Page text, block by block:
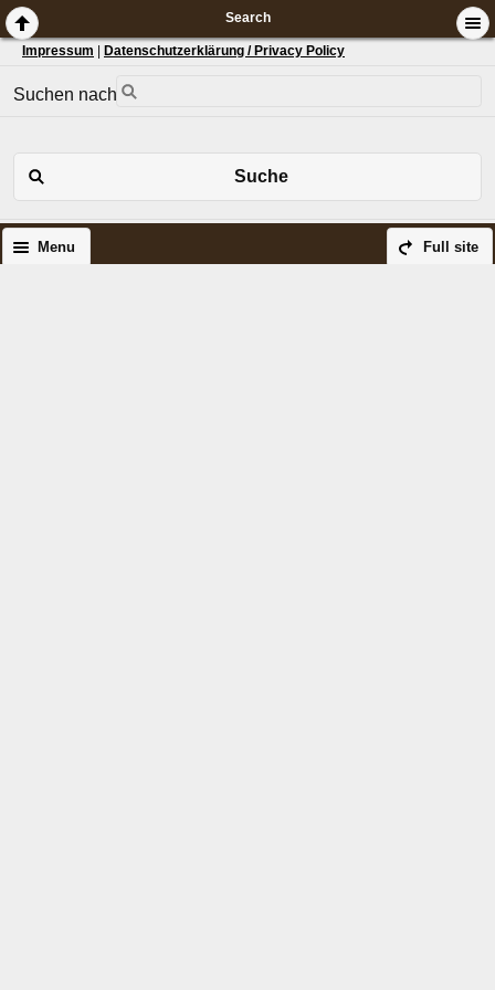
Search
Impressum Datenschutzerklärung / Privacy Policy
Suchen nach:
Suche
Full site
Menu